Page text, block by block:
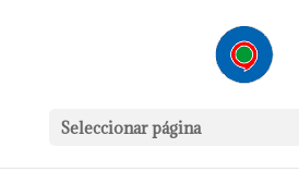
Seleccionar página